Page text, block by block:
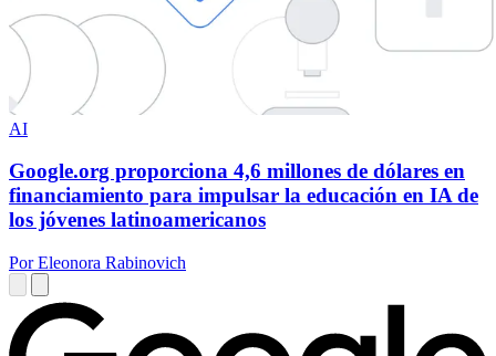
AI
Google.org proporciona 4,6 millones de dólares en
financiamiento para impulsar la educación en IA de
los jóvenes latinoamericanos
Por Eleonora Rabinovich